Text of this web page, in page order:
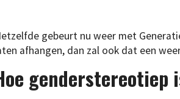
gebeurt nu weer met
afhangen, dan zal ook dat een
genderstereotiep